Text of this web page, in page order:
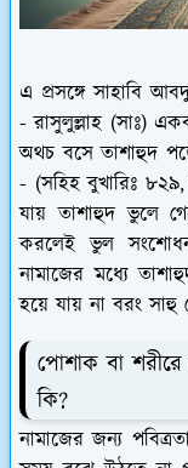
এ প্রসঙ্গে সাহাবি
- রাসুলুল্লাহ (সাঃ)
অথচ বসে তাশাহুদ
- (সহিহ বুখারিঃ
যায় তাশাহুদ ভুলে
করলেই ভুল
নামাজের মধ্যে
হয়ে যায় না বরং সাহু
পোশাক বা
কি?
নামাজের জন্য